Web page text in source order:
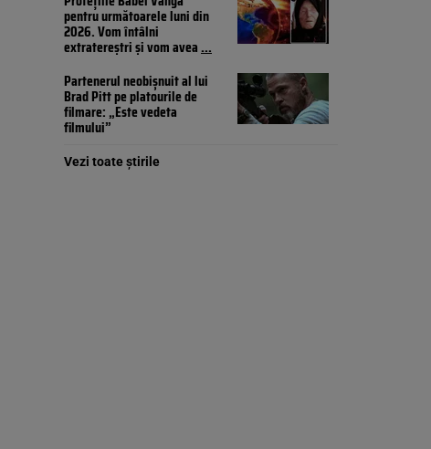
pentru următoarele luni din
2026. Vom întâlni
extratereștri și vom avea...
Partenerul neobișnuit al lui
Brad Pitt pe platourile de
filmare: „Este vedeta
filmului”
Vezi toate știrile